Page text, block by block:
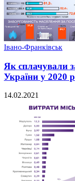
Івано-Франківськ
Як сплачували
України у 2020
14.02.2021